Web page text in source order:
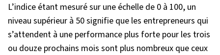
L’indice étant mesuré sur une échelle de 0 à 100, un
niveau supérieur à 50 signifie que les entrepreneurs qui
s’attendent à une performance plus forte pour les trois
ou douze prochains mois sont plus nombreux que ceux